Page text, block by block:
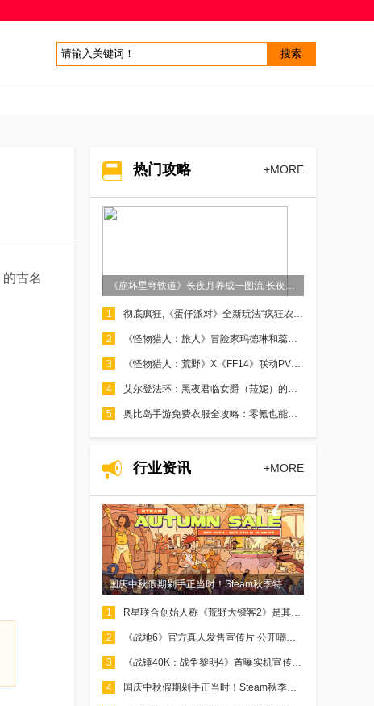
古名
热门攻略 +MORE
《崩坏星穹铁道》长夜月养成一图流 长夜月抽取建议
1 彻底疯狂,《蛋仔派对》全新玩法“疯狂农场”重磅上线
2 《怪物猎人：旅人》冒险家玛德琳和蕊儿介绍
3 《怪物猎人：荒野》X《FF14》联动PV放出！超高难度活动任务介绍
4 艾尔登法环：黑夜君临女爵（菈妮）的武器搭配指南 —— 星象之力的最优解
5 奥比岛手游免费衣服全攻略：零氪也能玩转时尚穿搭
行业资讯 +MORE
国庆中秋假期剁手正当时！Steam秋季特卖明天凌晨1点开启
1 R星联合创始人称《荒野大镖客2》是其开发过的最好作品
2 《战地6》官方真人发售宣传片 公开嘲讽COD名人皮肤
3 《战锤40K：战争黎明4》首曝实机宣传片 战火重燃
4 国庆中秋假期剁手正当时！Steam秋季特卖明天凌晨1点开启